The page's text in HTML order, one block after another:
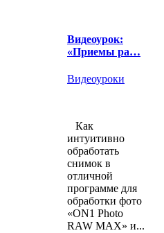
Видеоурок:
«Приемы ра…
Видеоуроки
Как
интуитивно
обработать
снимок в
отличной
программе для
обработки фото
«ON1 Photo
RAW MAX» и...